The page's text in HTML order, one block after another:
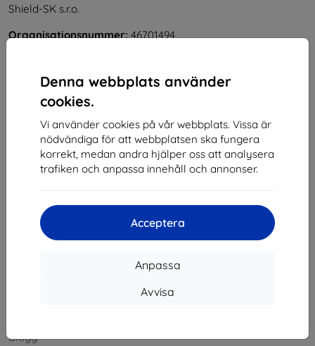
Denna webbplats använder
cookies.
Vi använder cookies på vår webbplats. Vissa är
nödvändiga för att webbplatsen ska fungera
korrekt, medan andra hjälper oss att analysera
trafiken och anpassa innehåll och annonser.
Acceptera
Anpassa
Avvisa
Shield-SK s.r.o.
Organisationsnummer: 46701494
Kontakt
info@top4mobile.eu
Skriv till oss
Lördag och söndag:
Blogg